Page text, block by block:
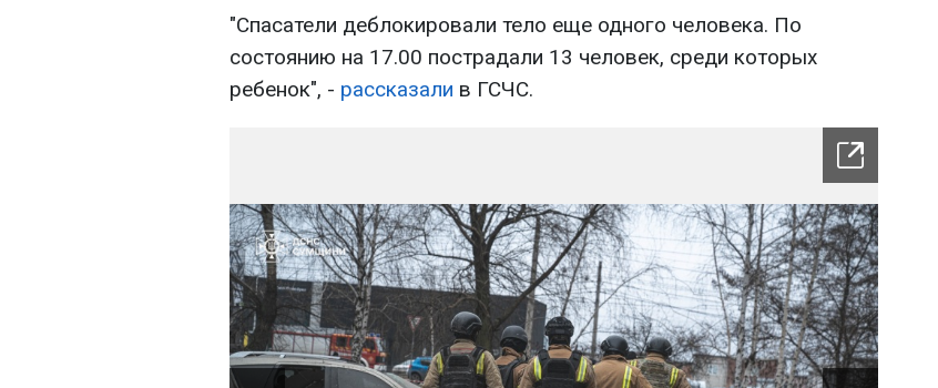
"Спасатели деблокировали тело еще одного человека. По
состоянию на 17.00 пострадали 13 человек, среди которых
ребенок", - рассказали в ГСЧС.